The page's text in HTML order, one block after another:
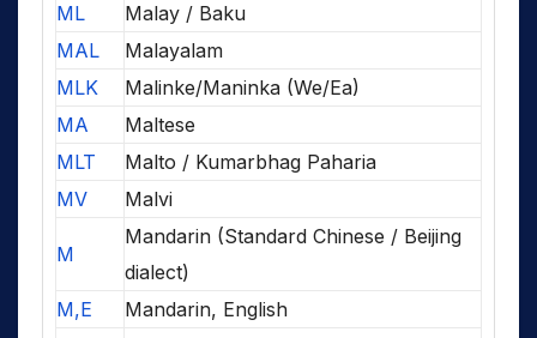
ML
Malay / Baku
MAL
Malayalam
MLK
Malinke/Maninka (We/Ea)
MA
Maltese
MLT
Malto / Kumarbhag Paharia
MV
Malvi
M
Mandarin (Standard Chinese / Beijing
dialect)
M,E
Mandarin, English